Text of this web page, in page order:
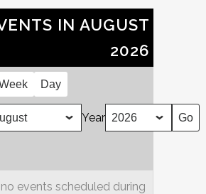
IN AUGUST
2026
Day
Year
events scheduled during